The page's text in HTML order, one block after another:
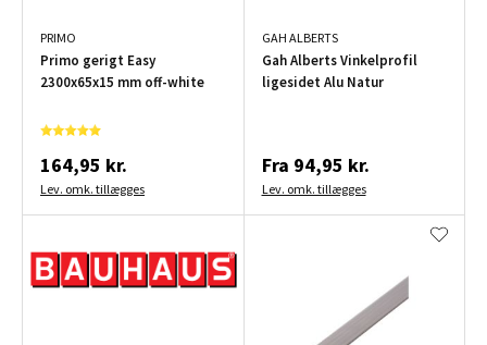
PRIMO
Primo gerigt Easy
2300x65x15 mm off-white
164,95 kr.
Lev. omk. tillægges
GAH ALBERTS
Gah Alberts Vinkelprofil
ligesidet Alu Natur
Fra 94,95 kr.
Lev. omk. tillægges